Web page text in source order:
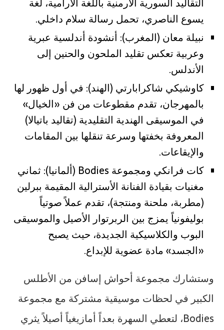
يسوع الناصري، تحمل رسالة سلام داخلي.
نبيلة معان (المغرب): أنشودة أندلسية عبرية
وعربية تعكس تقليد الملحون والحنين إلى
الأندلس.
كاوشيكي شاكرابارتي (الهند): في أول ظهور لها
بالمهرجان، تقدم مقطوعات من فن «الخيال»
في الموسيقى الهندية التقليدية (تقاليد باتيالا)
المعروفة بخفتها وسرعة تنقلها بين المقامات
والإيقاعات.
كات فرانكي ومجموعة Bodies (ألمانيا): ثماني
مغنيات بقيادة الفنانة الأسترالية المقيمة ببرلين
(مطربة، ملحنة ومنتجة)، تقدم عملاً صوتياً
بوليفونياً يمزج بين الربرتوار الأصيل والموسيقى
البوب والكلاسيكية الجديدة، حيث يصبح
«الجسد» مادة عضوية للإبداع.
وستشارك مجموعة أحواش إسافن من الأطلس
الكبير في لحظات موسيقية مشتركة مع مجموعة
Bodies، لتعطي السهرة بعداً أمازيغياً أصيلاً يثري